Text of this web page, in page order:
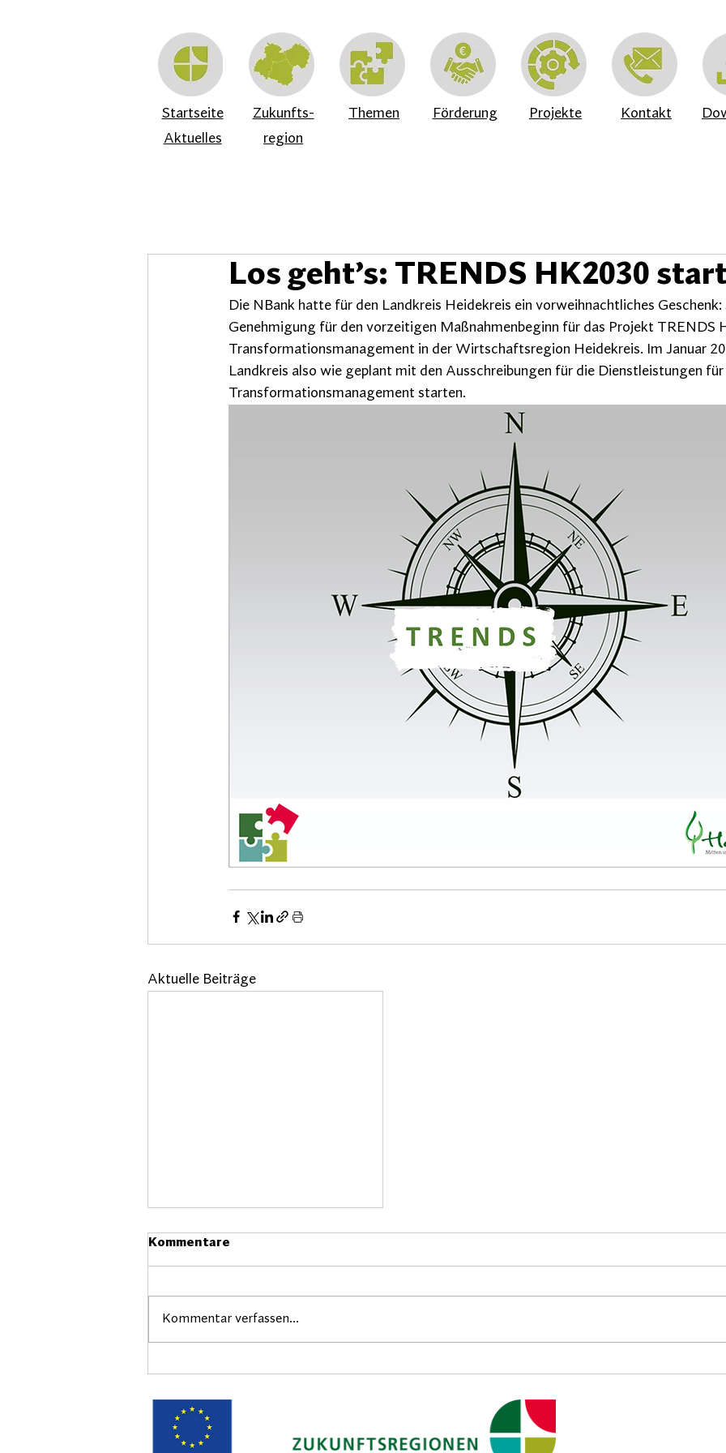
Startseite
Aktuelles
Zukunfts-
region
Themen Förderung Projekte Kontakt
Los geht’s: TRENDS HK2030
Die NBank hatte für den Landkreis Heidekreis ein vorweihnachtliches
Genehmigung für den vorzeitigen Maßnahmenbeginn für das Projekt TRENDS
Transformationsmanagement in der Wirtschaftsregion Heidekreis. Im Januar
Landkreis also wie geplant mit den Ausschreibungen für die Dienstleistungen
Transformationsmanagement starten.
Aktuelle Beiträge
Kommentare
Kommentar verfassen...